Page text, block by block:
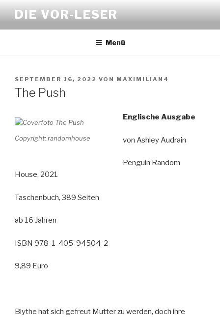
Inhalt
springen
DIE VOR-LESER
Menü
VERÖFFENTLICHT
AM
SEPTEMBER 16, 2022 VON MAXIMILIAN4
The Push
Copyright: randomhouse
Englische Ausgabe
von Ashley Audrain
Penguin Random
House, 2021
Taschenbuch, 389 Seiten
ab 16 Jahren
ISBN 978-1-405-94504-2
9,89 Euro
Blythe hat sich gefreut Mutter zu werden, doch ihre